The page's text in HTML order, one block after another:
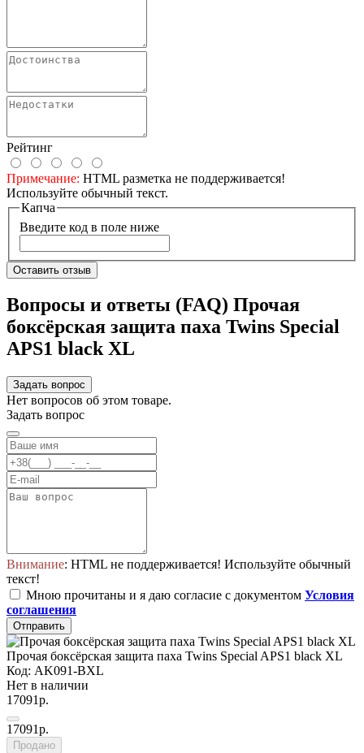
Рейтинг
Примечание: HTML разметка не поддерживается!
Используйте обычный текст.
Капча
Введите код в поле ниже
Оставить отзыв
Вопросы и ответы (FAQ) Прочая
боксёрская защита паха Twins Special
APS1 black XL
Задать вопрос
Нет вопросов об этом товаре.
Задать вопрос
Внимание: HTML не поддерживается! Используйте обычный
текст!
Мною прочитаны и я даю согласие с документом Условия
соглашения
Отправить
Прочая боксёрская защита паха Twins Special APS1 black XL
Код: AK091-BXL
Нет в наличии
17091р.
17091р.
Продано